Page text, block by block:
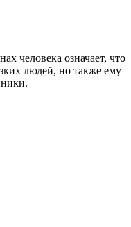
человека означает, что
людей, но также ему